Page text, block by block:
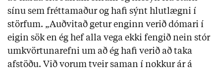
sínu sem fréttamaður og hafi sýnt hlutlægni í
störfum. „Auðvitað getur enginn verið dómari í
eigin sök en ég hef alla vega ekki fengið nein stór
umkvörtunarefni um að ég hafi verið að taka
afstöðu. Við vorum tveir saman í nokkur ár á